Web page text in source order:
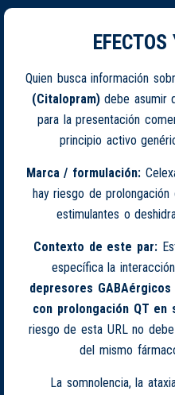
Quien busca información
(Citalopram)debe asumir
para la presentación
principio activo
Marca / formulación:
hay riesgo de
estimulantes o
Contexto de este par:
específica la
depresores GABAérgicos
con prolongación QT en
riesgo de esta URL no
del mismo
La somnolencia, la